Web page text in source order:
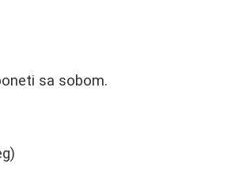
sa sobom.